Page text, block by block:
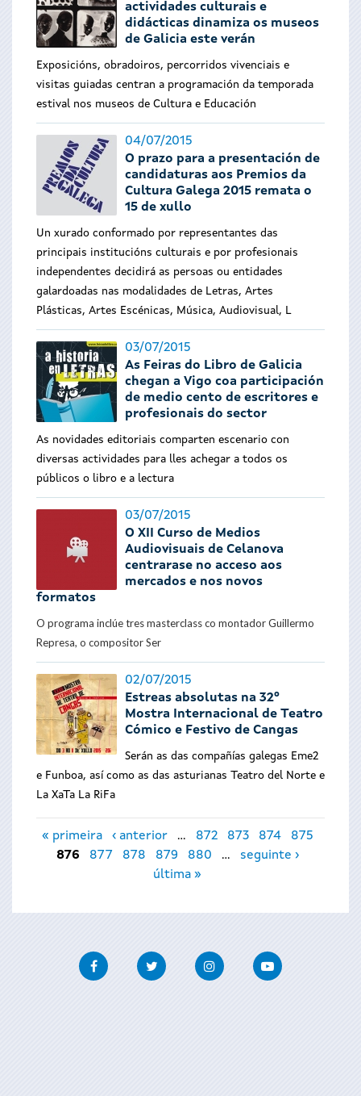
actividades culturais e
didácticas dinamiza os museos
de Galicia este verán
Exposicións, obradoiros, percorridos vivenciais e
visitas guiadas centran a programación da temporada
estival nos museos de Cultura e Educación
04/07/2015
O prazo para a presentación de
candidaturas aos Premios da
Cultura Galega 2015 remata o
15 de xullo
Un xurado conformado por representantes das
principais institucións culturais e por profesionais
independentes decidirá as persoas ou entidades
galardoadas nas modalidades de Letras, Artes
Plásticas, Artes Escénicas, Música, Audiovisual, L
03/07/2015
As Feiras do Libro de Galicia
chegan a Vigo coa participación
de medio cento de escritores e
profesionais do sector
As novidades editoriais comparten escenario con
diversas actividades para lles achegar a todos os
públicos o libro e a lectura
03/07/2015
O XII Curso de Medios
Audiovisuais de Celanova
centrarase no acceso aos
mercados e nos novos
formatos
O programa inclúe tres masterclass co montador Guillermo
Represa, o compositor Ser
02/07/2015
Estreas absolutas na 32º
Mostra Internacional de Teatro
Cómico e Festivo de Cangas
Serán as das compañías galegas Eme2
e Funboa, así como as das asturianas Teatro del Norte e
La XaTa La RiFa
Páxinas
« primeira ‹ anterior … 872 873 874
875
876
877 878 879 880 …
seguinte ›
última »
FacebookTwitter InstagramYoutube